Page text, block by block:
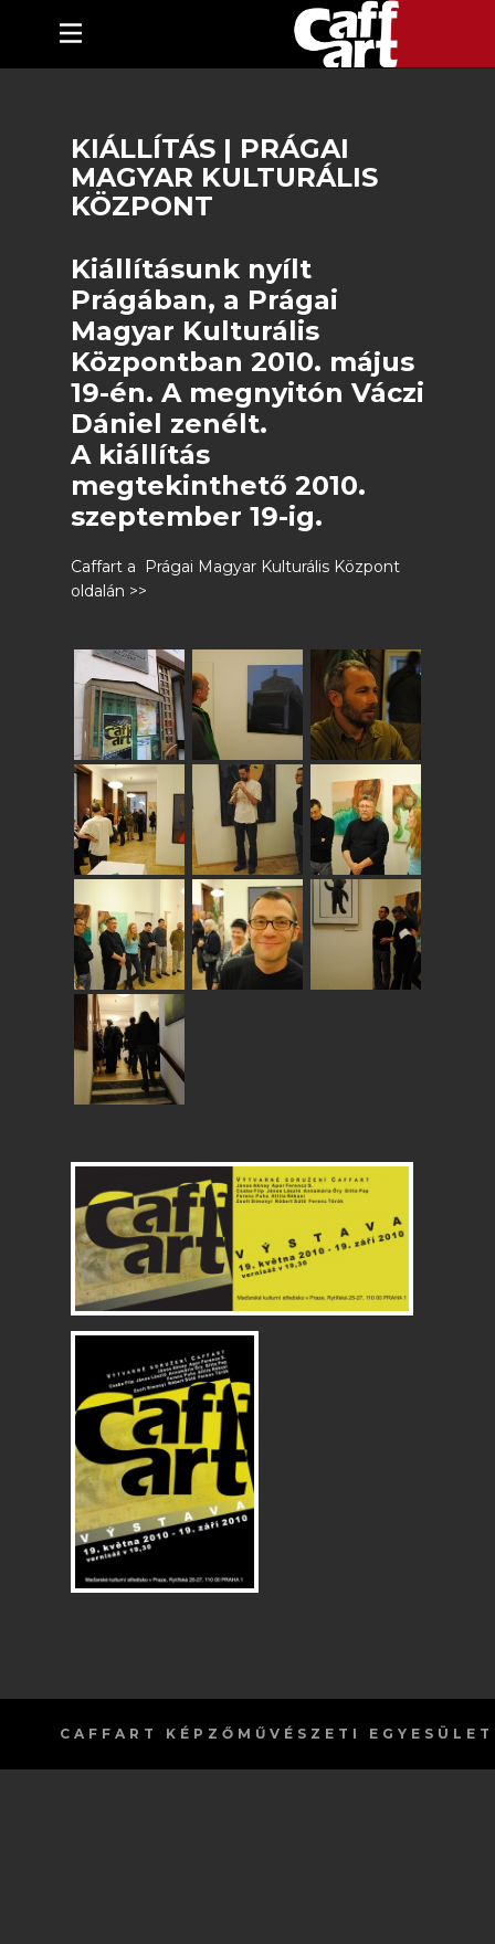
KIÁLLÍTÁS | PRÁGAI
MAGYAR KULTURÁLIS
KÖZPONT
Kiállításunk nyílt
Prágában, a Prágai
Magyar Kulturális
Központban 2010. május
19-én. A megnyitón Váczi
Dániel zenélt.
A kiállítás
megtekinthető 2010.
szeptember 19-ig.
Caffart a Prágai Magyar Kulturális Központ
oldalán >>
CAFFART KÉPZŐMŰVÉSZETI EGYESÜLET